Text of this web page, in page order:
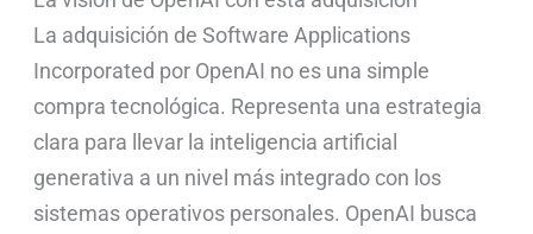
La adquisición de Software Applications
Incorporated por OpenAI no es una simple
compra tecnológica. Representa una estrategia
clara para llevar la inteligencia artificial
generativa a un nivel más integrado con los
sistemas operativos personales. OpenAI busca